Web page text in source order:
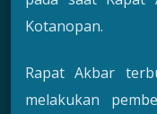
Kotanopan.
Rapat Akbar
melakukan